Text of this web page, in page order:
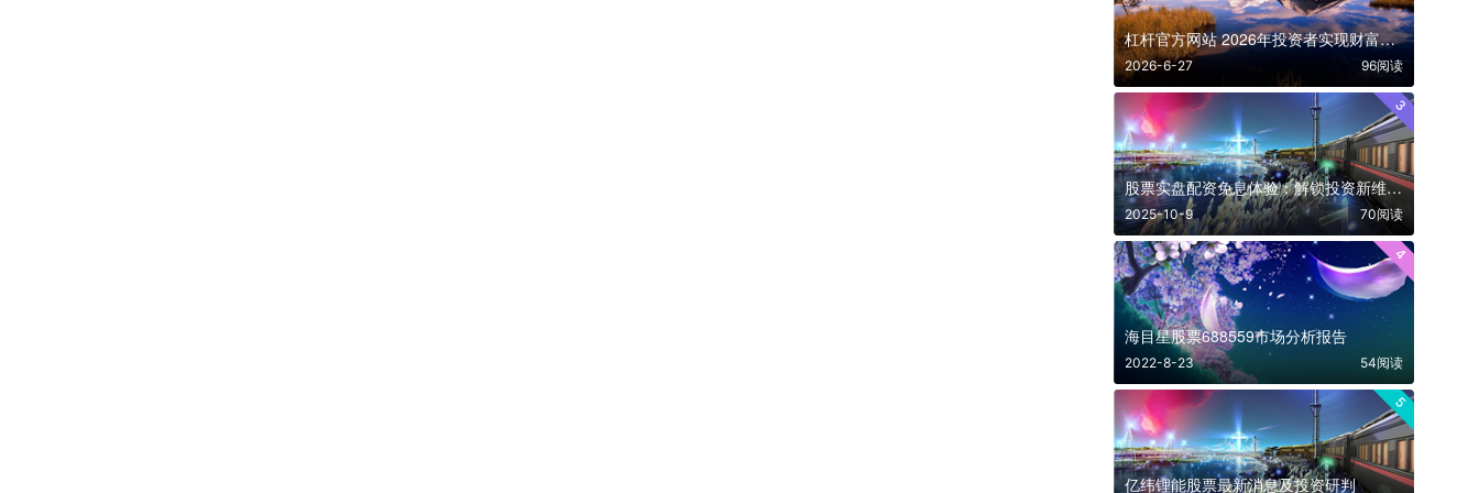
杠杆官方网站 2026年投资者实现财富跃升的关键入口
2026-6-27 96阅读
3
股票实盘配资免息体验：解锁投资新维度，零成本撬动高收益
2025-10-9 70阅读
4
海目星股票688559市场分析报告
2022-8-23 54阅读
5
亿纬锂能股票最新消息及投资研判